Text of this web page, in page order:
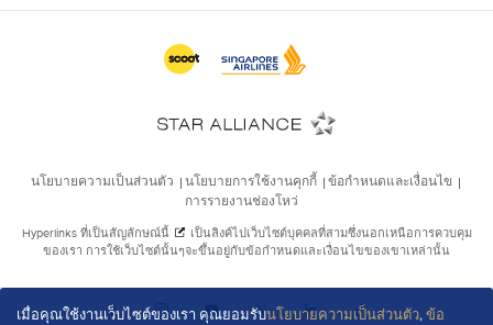
เมื่อคุณใช้งานเว็บไซต์ของเรา คุณยอมรับนโยบายความเป็นส่วนตัว,ข้อ